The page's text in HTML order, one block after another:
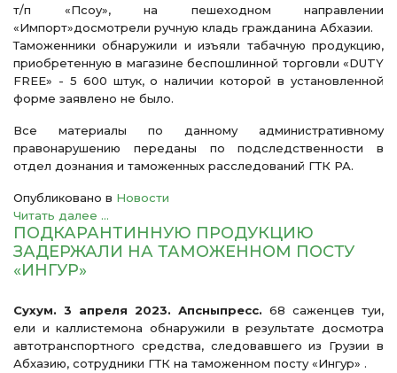
т/п «Псоу», на пешеходном направлении
«Импорт»досмотрели ручную кладь гражданина Абхазии.
Таможенники обнаружили и изъяли табачную продукцию,
приобретенную в магазине беспошлинной торговли «DUTY
FREE» - 5 600 штук, о наличии которой в установленной
форме заявлено не было.
Все материалы по данному административному
правонарушению переданы по подследственности в
отдел дознания и таможенных расследований ГТК РА.
Опубликовано в Новости
Читать далее ...
ПОДКАРАНТИННУЮ ПРОДУКЦИЮ
ЗАДЕРЖАЛИ НА ТАМОЖЕННОМ ПОСТУ
«ИНГУР»
Сухум. 3 апреля 2023. Апсныпресс. 68 саженцев туи,
ели и каллистемона обнаружили в результате досмотра
автотранспортного средства, следовавшего из Грузии в
Абхазию, сотрудники ГТК на таможенном посту «Ингур» .